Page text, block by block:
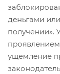
деньгами
получении».
ущемление